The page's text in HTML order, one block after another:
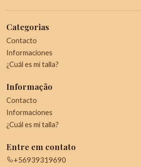
Categorias
Contacto
Informaciones
¿Cuál es mi talla?
Informação
Contacto
Informaciones
¿Cuál es mi talla?
Entre em contato
+56939319690